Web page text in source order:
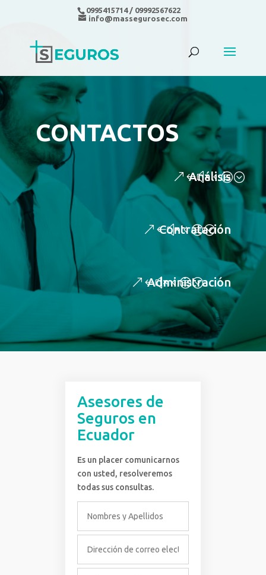
0995415714 / 09992567622
info@massegurosec.com
CONTACTOS
Análisis
Contratación
Administración
Asesores de
Seguros en
Ecuador
Es un placer comunicarnos
con usted, resolveremos
todas sus consultas.